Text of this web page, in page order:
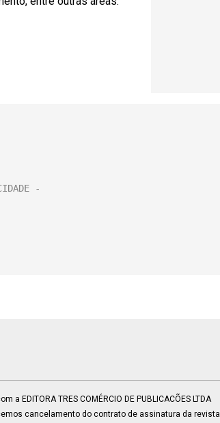
EDITORA TRES COMÉRCIO DE PUBLICACÕES LTDA
cancelamento do contrato de assinatura da revista